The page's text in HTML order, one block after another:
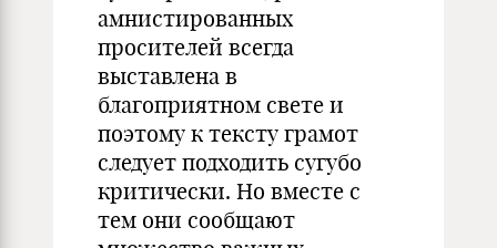
амнистированных
просителей всегда
выставлена в
благоприятном свете и
поэтому к тексту грамот
следует подходить сугубо
критически. Но вместе с
тем они сообщают